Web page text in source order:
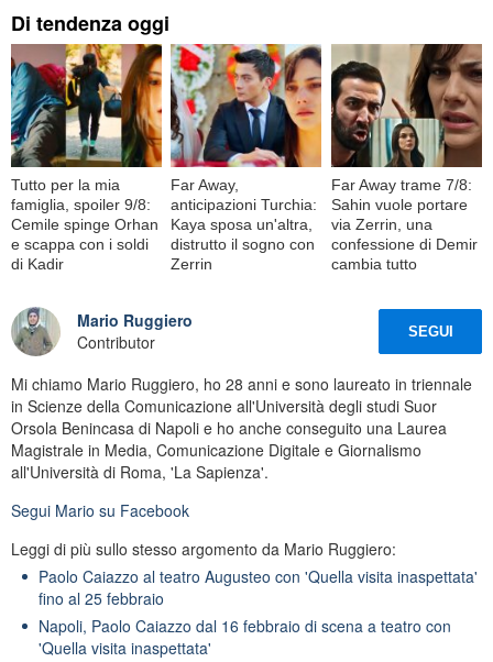
Di tendenza oggi
Tutto per la mia
famiglia, spoiler 9/8:
Cemile spinge Orhan
e scappa con i soldi
di Kadir
Far Away,
anticipazioni Turchia:
Kaya sposa un'altra,
distrutto il sogno con
Zerrin
Far Away trame 7/8:
Sahin vuole portare
via Zerrin, una
confessione di Demir
cambia tutto
Mario Ruggiero
Contributor
SEGUI
Mi chiamo Mario Ruggiero, ho 28 anni e sono laureato in triennale
in Scienze della Comunicazione all'Università degli studi Suor
Orsola Benincasa di Napoli e ho anche conseguito una Laurea
Magistrale in Media, Comunicazione Digitale e Giornalismo
all'Università di Roma, 'La Sapienza'.
Segui Mario su Facebook
Leggi di più sullo stesso argomento da Mario Ruggiero:
Paolo Caiazzo al teatro Augusteo con 'Quella visita inaspettata'
fino al 25 febbraio
Napoli, Paolo Caiazzo dal 16 febbraio di scena a teatro con
'Quella visita inaspettata'